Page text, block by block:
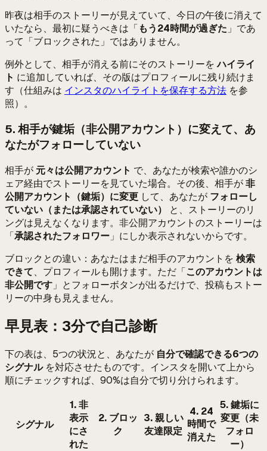
昨夜は相手のストーリーが見えていて、今日の午後に消えて
いたなら、最初に疑うべきは「もう24時間が過ぎた」であ
って「ブロックされた」ではありません。
例外として、相手が消える前にそのストーリーをハイライ
ト に追加していれば、その版はプロフィールに残り続けま
す（仕組みは インスタのハイライトを保存する方法 を参
照）。
5. 相手が鍵垢（非公開アカウント）に変えて、あ
なたがフォローしていない
相手が 元々は公開アカウント で、あなたが検索や誰かのシ
ェア経由でストーリーを見ていた場合。その後、相手が非
公開アカウント（鍵垢）に変更 して、あなたが フォローし
ていない（または承認されていない）
と、ストーリーのリ
ングは見えなくなります。非公開アカウントのストーリーは
「承認されたフォロワー 」にしか表示されないからです。
ブロックとの違い：あなたはまだ相手のアカウントを 検索
できて、プロフィールも開けます。ただ「このアカウントは
非公開です 」とフォローボタンが出るだけで、投稿もストー
リーの中身も見えません。
早見表：3分で自己診断
下の表は、5つの状況と、あなたが 自分で確認できる6つの
シグナルを対応させたものです。インスタを開いて上から
順にチェックすれば、90%は自分で切り分けられます。
シグナル
1. 非
表示
にさ
れた
2. ブロッ
ク
3. 親しい
友達限定
4. 24
時間で
消えた
5. 鍵垢に
変更（未
フォロ
ー）